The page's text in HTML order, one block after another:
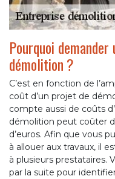
Pourquoi
démolition ?
C’est en fonction de
coût d’un projet de
compte aussi de coûts
démolition peut coûter
d’euros. Afin que vous
à allouer aux travaux, il
à plusieurs prestataires.
par la suite pour